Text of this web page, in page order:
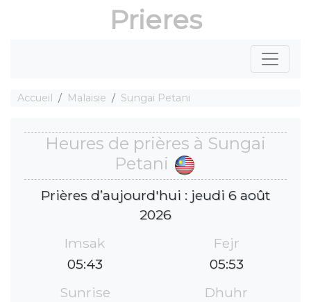
Prieres
Accueil Malaisie Sungai Petani
Heures de prières à Sungai
Petani
Prières d’aujourd'hui : jeudi 6 août
2026
Imsak
05:43
Fejr
05:53
Sunrise
Dhuhr